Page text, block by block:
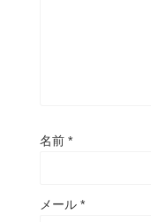
名前 *
メール *